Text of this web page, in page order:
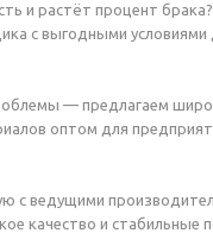
и растёт процент
с выгодными
— предлагаем
оптом для
с ведущими
качество и стабильные